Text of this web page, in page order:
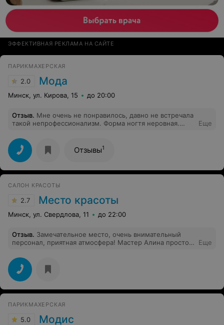
ЭФФЕКТИВНАЯ РЕКЛАМА НА САЙТЕ
ПАРИКМАХЕРСКАЯ
2.0 Мода
Минск, ул. Кирова, 15 до 20:00
Отзыв. Мне очень не понравилось, давно не встречала
такой непрофессионализм. Форма ногтя неровная.
очень срочно не нужно было, я бы туда и не шла. Но
после посещения этого салона, даже при острой
необходимости я туда не пойду. Не считаю что
стоимость данной услуги соответствует качеству.
Очень недовольна. Персонал вполне хороший, но
Еще
Отзывы1
САЛОН КРАСОТЫ
2.7 Место красоты
Минск, ул. Свердлова, 11 до 22:00
Отзыв. Замечательное место, очень внимательный
персонал, приятная атмосфера! Мастер Алина просто
Еще
ПАРИКМАХЕРСКАЯ
5.0 Модис